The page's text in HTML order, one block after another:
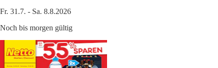
Fr. 31.7. - Sa. 8.8.2026
Noch bis morgen gültig